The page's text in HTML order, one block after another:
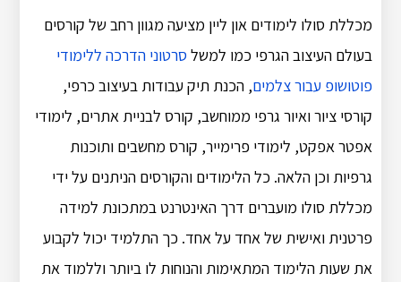
מכללת סולו לימודים און ליין מציעה מגוון רחב של קורסים
בעולם העיצוב הגרפי כמו למשל סרטוני הדרכה ללימודי
פוטושופ עבור צלמים, הכנת תיק עבודות בעיצוב כרפי,
קורסי ציור ואיור גרפי ממוחשב, קורס לבניית אתרים, לימודי
אפטר אפקט, לימודי פרימייר, קורס מחשבים ותוכנות
גרפיות וכן הלאה. כל הלימודים והקורסים הניתנים על ידי
מכללת סולו מועברים דרך האינטרנט במתכונת למידה
פרטנית ואישית של אחד על אחד. כך התלמיד יכול לקבוע
את שעות הלימוד המתאימות והנוחות לו ביותר וללמוד את